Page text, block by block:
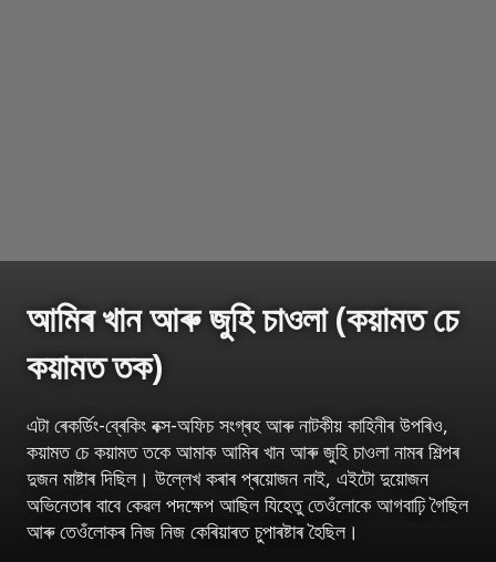
আমিৰ খান আৰু জুহি চাওলা (কয়ামত চে
কয়ামত তক)
এটা ৰেকৰ্ডিং-ব্ৰেকিং বক্স-অফিচ সংগ্ৰহ আৰু নাটকীয় কাহিনীৰ উপৰিও,
কয়ামত চে কয়ামত তকে আমাক আমিৰ খান আৰু জুহি চাওলা নামৰ শিল্পৰ
দুজন মাষ্টাৰ দিছিল। উল্লেখ কৰাৰ প্ৰয়োজন নাই, এইটো দুয়োজন
অভিনেতাৰ বাবে কেৱল পদক্ষেপ আছিল যিহেতু তেওঁলোকে আগবাঢ়ি গৈছিল
আৰু তেওঁলোকৰ নিজ নিজ কেৰিয়াৰত চুপাৰষ্টাৰ হৈছিল।